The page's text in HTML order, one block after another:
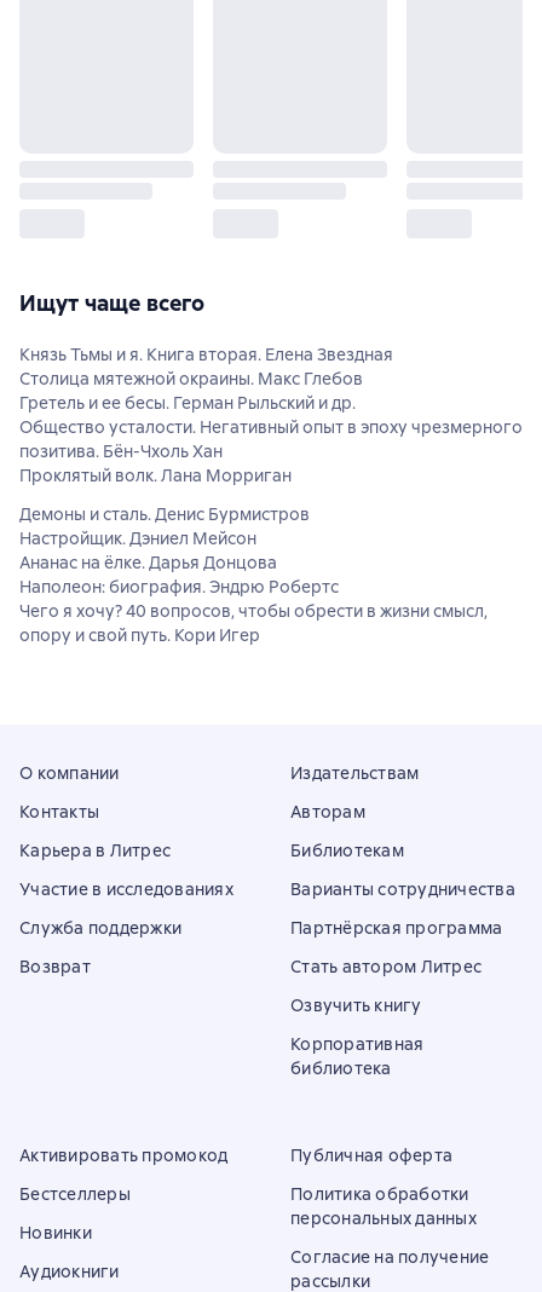
Ищут чаще всего
Князь Тьмы и я. Книга вторая. Елена Звездная
Столица мятежной окраины. Макс Глебов
Гретель и ее бесы. Герман Рыльский и др.
Общество усталости. Негативный опыт в эпоху чрезмерного
позитива. Бён-Чхоль Хан
Проклятый волк. Лана Морриган
Демоны и сталь. Денис Бурмистров
Настройщик. Дэниел Мейсон
Ананас на ёлке. Дарья Донцова
Наполеон: биография. Эндрю Робертс
Чего я хочу? 40 вопросов, чтобы обрести в жизни смысл,
опору и свой путь. Кори Игер
О компании
Контакты
Карьера в Литрес
Участие в исследованиях
Служба поддержки
Возврат
Издательствам
Авторам
Библиотекам
Варианты сотрудничества
Партнёрская программа
Стать автором Литрес
Озвучить книгу
Корпоративная
библиотека
Активировать промокод
Бестселлеры
Новинки
Аудиокниги
Публичная оферта
Политика обработки
персональных данных
Согласие на получение
рассылки